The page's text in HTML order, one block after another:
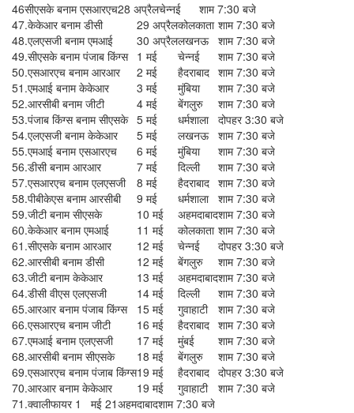
46सीएसके बनाम एसआरएच28 अप्रैलचेन्नई
शाम 7:30 बजे
47.केकेआर बनाम डीसी 29 अप्रैलकोलकाता शाम 7:30 बजे
48.एलएसजी बनाम एमआई 30 अप्रैललखनऊ शाम 7:30 बजे
49.सीएसके बनाम पंजाब किंग्स 1 मई चेन्नई
शाम 7:30 बजे
50.एसआरएच बनाम आरआर 2 मई हैदराबाद शाम 7:30 बजे
51.एमआई बनाम केकेआर 3 मई मुंबिया
शाम 7:30 बजे
52.आरसीबी बनाम जीटी 4 मई बेंगलुरु
शाम 7:30 बजे
53.पंजाब किंग्स बनाम सीएसके 5 मई धर्मशाला दोपहर 3:30 बजे
54.एलएसजी बनाम केकेआर 5 मई लखनऊ शाम 7:30 बजे
55.एमआई बनाम एसआरएच 6 मई मुंबिया
शाम 7:30 बजे
56.डीसी बनाम आरआर 7 मई दिल्ली
शाम 7:30 बजे
57.एसआरएच बनाम एलएसजी 8 मई हैदराबाद शाम 7:30 बजे
58.पीबीकेएस बनाम आरसीबी 9 मई धर्मशाला शाम 7:30 बजे
59.जीटी बनाम सीएसके 10 मई अहमदाबादशाम 7:30 बजे
60.केकेआर बनाम एमआई 11 मई कोलकाता शाम 7:30 बजे
61.सीएसके बनाम आरआर 12 मई चेन्नई
दोपहर 3:30 बजे
62.आरसीबी बनाम डीसी 12 मई बेंगलुरु
शाम 7:30 बजे
63.जीटी बनाम केकेआर 13 मई अहमदाबादशाम 7:30 बजे
64.डीसी वीएस एलएसजी 14 मई दिल्ली
शाम 7:30 बजे
65.आरआर बनाम पंजाब किंग्स 15 मई गुवाहाटी
शाम 7:30 बजे
66.एसआरएच बनाम जीटी 16 मई हैदराबाद शाम 7:30 बजे
67.एमआई बनाम एलएसजी 17 मई मुंबई
शाम 7:30 बजे
68.आरसीबी बनाम सीएसके 18 मई बेंगलुरु
शाम 7:30 बजे
69.एसआरएच बनाम पंजाब किंग्स19 मई हैदराबाद दोपहर 3:30 बजे
70.आरआर बनाम केकेआर 19 मई गुवाहाटी
शाम 7:30 बजे
71.क्वालीफायर 1 मई 21अहमदाबादशाम 7:30 बजे